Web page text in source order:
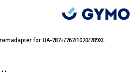
for UA-787+/767/1020/789XL